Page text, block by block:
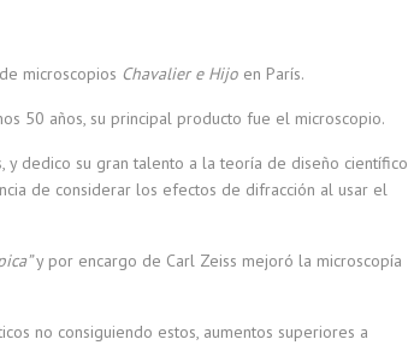
microscopios Chavalier e Hijo en París.
50 años, su principal producto fue el microscopio.
y dedico su gran talento a la teoría de diseño científico
de considerar los efectos de difracción al usar el
y por encargo de Carl Zeiss mejoró la microscopía
no consiguiendo estos, aumentos superiores a